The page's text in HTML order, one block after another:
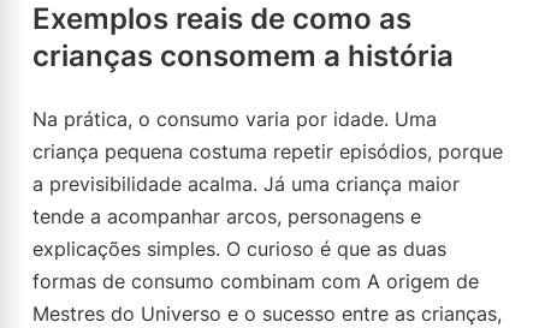
Exemplos reais de como as
crianças consomem a história
Na prática, o consumo varia por idade. Uma
criança pequena costuma repetir episódios, porque
a previsibilidade acalma. Já uma criança maior
tende a acompanhar arcos, personagens e
explicações simples. O curioso é que as duas
formas de consumo combinam com A origem de
Mestres do Universo e o sucesso entre as crianças,